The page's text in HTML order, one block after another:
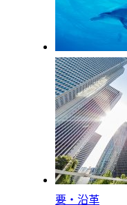
要・沿革